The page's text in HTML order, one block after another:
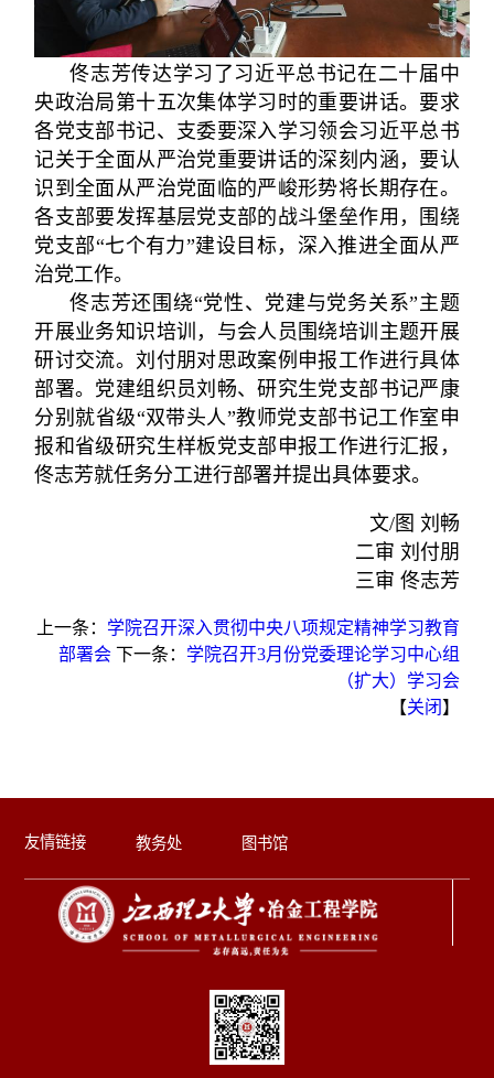
佟志芳传达学习了习近平总书记在二十届中
央政治局第十五次集体学习时的重要讲话。要求
各党支部书记、支委要深入学习领会习近平总书
记关于全面从严治党重要讲话的深刻内涵，要认
识到全面从严治党面临的严峻形势将长期存在。
各支部要发挥基层党支部的战斗堡垒作用，围绕
党支部“七个有力”建设目标，深入推进全面从严
治党工作。
佟志芳还围绕“党性、党建与党务关系”主题
开展业务知识培训，与会人员围绕培训主题开展
研讨交流。刘付朋对思政案例申报工作进行具体
部署。党建组织员刘畅、研究生党支部书记严康
分别就省级“双带头人”教师党支部书记工作室申
报和省级研究生样板党支部申报工作进行汇报，
佟志芳就任务分工进行部署并提出具体要求。
文/图 刘畅
二审 刘付朋
三审 佟志芳
上一条： 学院召开深入贯彻中央八项规定精神学习教育
部署会下一条： 学院召开3月份党委理论学习中心组
（扩大）学习会
【关闭 】
友情链接 教务处 图书馆